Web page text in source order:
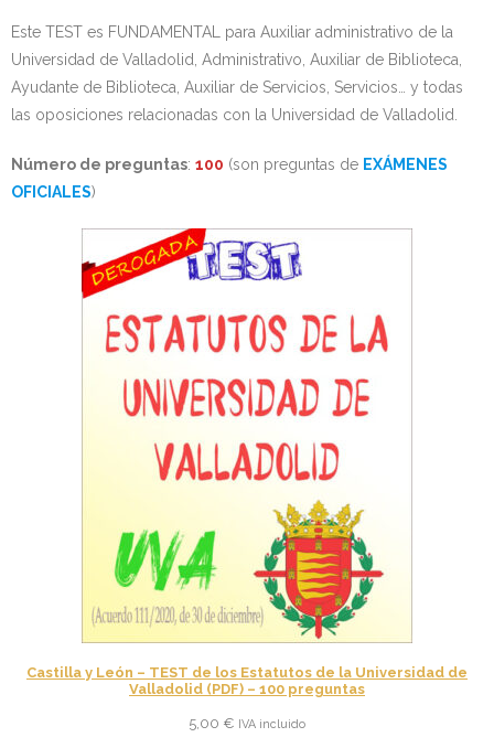
Este TEST es FUNDAMENTAL para Auxiliar administrativo de la
Universidad de Valladolid, Administrativo, Auxiliar de Biblioteca,
Ayudante de Biblioteca, Auxiliar de Servicios, Servicios… y todas
las oposiciones relacionadas con la Universidad de Valladolid.
Número de preguntas: 100 (son preguntas de EXÁMENES
OFICIALES)
Castilla y León – TEST de los Estatutos de la Universidad de
Valladolid (PDF) – 100 preguntas
5,00 € IVA incluido